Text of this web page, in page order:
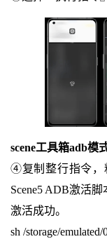
scene工具箱adb模
④复制整行指令，
Scene5 ADB激活
激活成功。
sh /storage/